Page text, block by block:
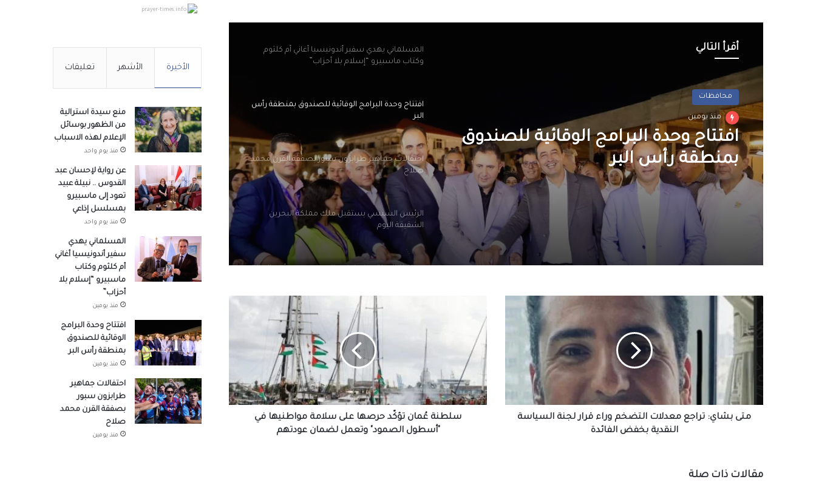
أقرأ التالي
محافظات
منذ يومين
افتتاح وحدة البرامج الوقائية للصندوق
بمنطقة رأس البر
المسلماني يهدي سفير أندونيسيا أغاني أم كلثوم
وكتاب ماسبيرو “إسلام بلا أحزاب”
افتتاح وحدة البرامج الوقائية للصندوق بمنطقة رأس
البر
احتفالات جماهير طرابزون سبور بصفقة القرن محمد
صلاح
الرئيس السيسي يستقبل ملك مملكة البحرين
الشقيقة اليوم
الرئيس السيسي يجري اتصالاً هاتفياً مع رئيس وزراء
جمهورية اليونان
الملايين في استقبال صلاح في المطار عقب وصوله
تركيا للانضمام لنادي طرابزون
التعليم العالي: انطلاق أعمال المرحلة الأولى للتنسيق
متى
تراجع
معدلات
التضخم
قرار
السياسة
النقديةمتى بشاي: تراجع معدلات التضخم وراء قرار لجنة السياسة
النقدية بخفض الفائدة
تؤكّد
حرصها
على
سلامة
مواطنيها
في
"أسطول
الصمود"سلطنة عُمان تؤكّد حرصها على سلامة مواطنيها في
"أسطول الصمود" وتعمل لضمان عودتهم
مقالات ذات صلة
prayer-times.info
الأخيرة الأشهر تعليقات
منع سيدة استرالية
من الظهور بوسائل
الإعلام لهذه الاسباب
منذ يوم واحد
عن رواية لإحسان عبد
القدوس .. نبيلة عبيد
تعود إلى ماسبيرو
بمسلسل إذاعي
منذ يوم واحد
المسلماني يهدي
سفير أندونيسيا أغاني
أم كلثوم وكتاب
ماسبيرو “إسلام بلا
أحزاب”
منذ يومين
افتتاح وحدة البرامج
الوقائية للصندوق
بمنطقة رأس البر
منذ يومين
احتفالات جماهير
طرابزون سبور
بصفقة القرن محمد
صلاح
منذ يومين